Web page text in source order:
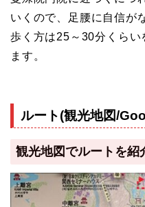
いくので、足腰に自信が
歩く方は25～30分くらい
ます。
ルート(観光地図/
観光地図でルートを紹